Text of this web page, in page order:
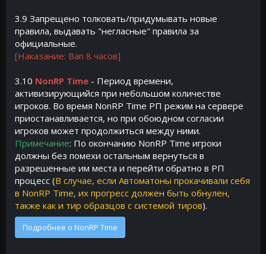
3.9 Запрещено толковать/придумывать новые
правила, выдавать "негласные" правила за
официальные.
[Наказание: Ban 8 часов]
3.10 NonRP Time - Период времени,
активизирующийся при небольшом количестве
игроков. Во время NonRP Time РП режим на сервере
приостанавливается, но при обоюдном согласии
игроков может продолжиться между ними.
Примечание: По окончанию NonRP Time игроки
должны без помехи остальным вернуться в
разрешенные им места и перейти обратно в РП
процесс (В случае, если Автоматоны прокачивали себя
в NonRP Time, их прогресс должен быть обнулен,
также как и тир образцов с системой тиров).
Подробнее о NonRP Time